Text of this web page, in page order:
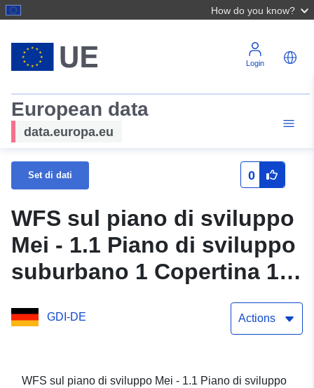
How do you know?
Login
European data
data.europa.eu
Set di dati 0
WFS sul piano di sviluppo
Mei - 1.1 Piano di sviluppo
suburbano 1 Copertina 1
(1a modifica semplificata)
del comune di Velpke
GDI-DE Actions
WFS sul piano di sviluppo Mei - 1.1 Piano di sviluppo